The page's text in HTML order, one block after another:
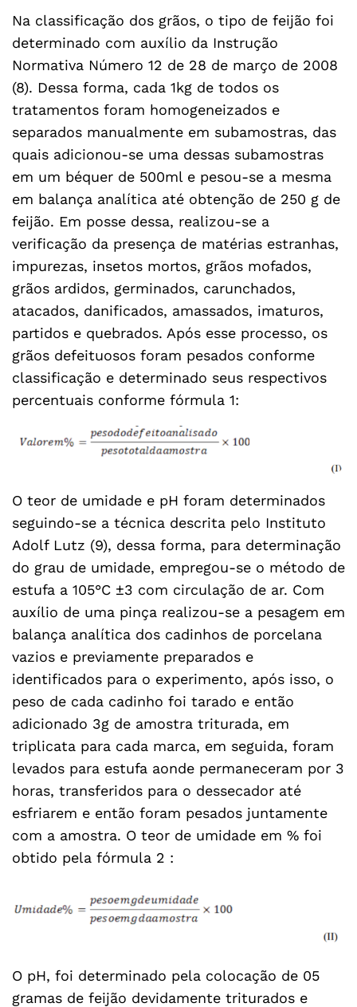
Na classificação dos grãos, o tipo de feijão foi
determinado com auxílio da Instrução
Normativa Número 12 de 28 de março de 2008
(8). Dessa forma, cada 1kg de todos os
tratamentos foram homogeneizados e
separados manualmente em subamostras, das
quais adicionou-se uma dessas subamostras
em um béquer de 500ml e pesou-se a mesma
em balança analítica até obtenção de 250 g de
feijão. Em posse dessa, realizou-se a
verificação da presença de matérias estranhas,
impurezas, insetos mortos, grãos mofados,
grãos ardidos, germinados, carunchados,
atacados, danificados, amassados, imaturos,
partidos e quebrados. Após esse processo, os
grãos defeituosos foram pesados conforme
classificação e determinado seus respectivos
percentuais conforme fórmula 1:
O teor de umidade e pH foram determinados
seguindo-se a técnica descrita pelo Instituto
Adolf Lutz (9), dessa forma, para determinação
do grau de umidade, empregou-se o método de
estufa a 105°C ±3 com circulação de ar. Com
auxílio de uma pinça realizou-se a pesagem em
balança analítica dos cadinhos de porcelana
vazios e previamente preparados e
identificados para o experimento, após isso, o
peso de cada cadinho foi tarado e então
adicionado 3g de amostra triturada, em
triplicata para cada marca, em seguida, foram
levados para estufa aonde permaneceram por 3
horas, transferidos para o dessecador até
esfriarem e então foram pesados juntamente
com a amostra. O teor de umidade em % foi
obtido pela fórmula 2 :
O pH, foi determinado pela colocação de 05
gramas de feijão devidamente triturados e